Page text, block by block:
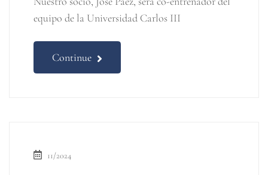
equipo de la Universidad Carlos III
Continue
11/2024